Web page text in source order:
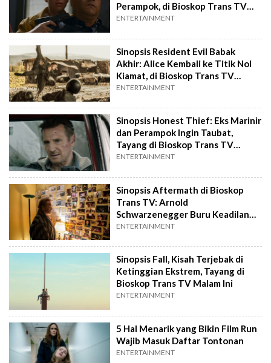
Perampok, di Bioskop Trans TV
Malam Ini
ENTERTAINMENT
Sinopsis Resident Evil Babak
Akhir: Alice Kembali ke Titik Nol
Kiamat, di Bioskop Trans TV
Malam Ini
ENTERTAINMENT
Sinopsis Honest Thief: Eks Marinir
dan Perampok Ingin Taubat,
Tayang di Bioskop Trans TV
Malam Ini
ENTERTAINMENT
Sinopsis Aftermath di Bioskop
Trans TV: Arnold
Schwarzenegger Buru Keadilan
Tragedi Maut Pesawat
ENTERTAINMENT
Sinopsis Fall, Kisah Terjebak di
Ketinggian Ekstrem, Tayang di
Bioskop Trans TV Malam Ini
ENTERTAINMENT
5 Hal Menarik yang Bikin Film Run
Wajib Masuk Daftar Tontonan
ENTERTAINMENT